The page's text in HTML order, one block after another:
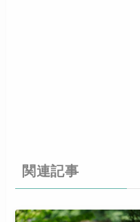
関連記事